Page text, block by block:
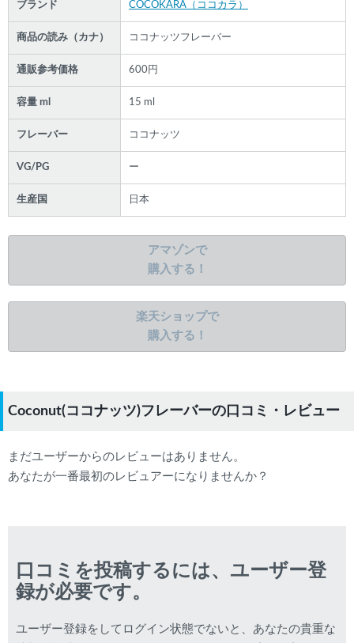
ブランド COCOKARA（ココカラ）
商品の読み（カナ） ココナッツフレーバー
通販参考価格 600円
容量 ml 15 ml
フレーバー ココナッツ
VG/PG ー
生産国 日本
アマゾンで
購入する！
楽天ショップで
購入する！
Coconut(ココナッツ)フレーバーの口コミ・レビュー
まだユーザーからのレビューはありません。
あなたが一番最初のレビュアーになりませんか？
口コミを投稿するには、ユーザー登
録が必要です。
ユーザー登録をしてログイン状態でないと、あなたの貴重な